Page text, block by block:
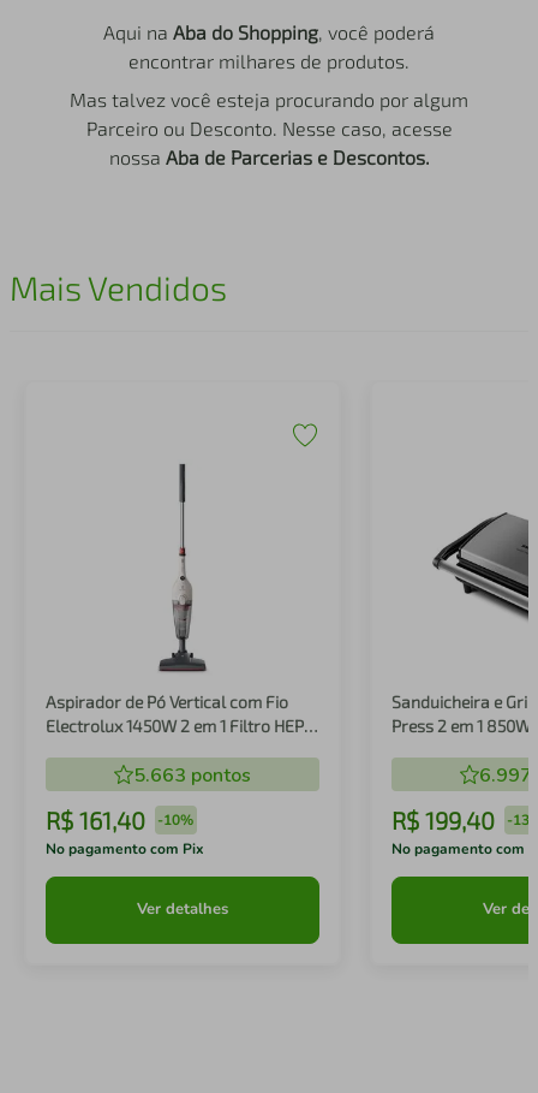
Aqui na Aba do Shopping, você poderá
encontrar milhares de produtos.
Mas talvez você esteja procurando por algum
Parceiro ou Desconto. Nesse caso, acesse
nossa Aba de Parcerias e Descontos.
Mais Vendidos
Aspirador de Pó Vertical com Fio
Electrolux 1450W 2 em 1 Filtro HEPA
5.663 pontos
R$ 161,40 -10%
No pagamento com Pix
Ver detalhes
Sanduicheira e
Press 2 em 1 850W
6.997
R$ 199,40 -
No pagamento com
Ver